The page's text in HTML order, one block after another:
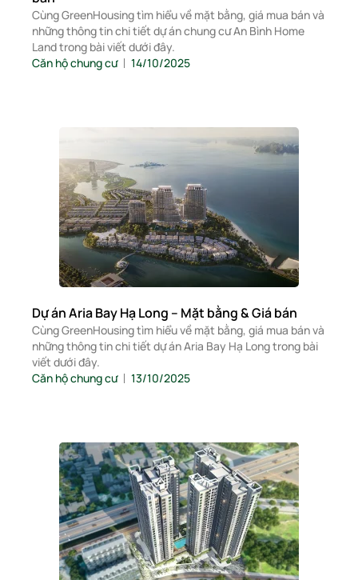
Cùng GreenHousing tìm hiểu về mặt bằng, giá mua bán và
những thông tin chi tiết dự án chung cư An Bình Home
Land trong bài viết dưới đây.
Căn hộ chung cư
14/10/2025
Dự án Aria Bay Hạ Long – Mặt bằng & Giá bán
Cùng GreenHousing tìm hiểu về mặt bằng, giá mua bán và
những thông tin chi tiết dự án Aria Bay Hạ Long trong bài
viết dưới đây.
Căn hộ chung cư
13/10/2025